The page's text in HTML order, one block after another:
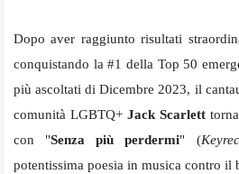
Dopo aver raggiunto risultati
conquistando la #1 della Top 50
più ascoltati di Dicembre 2023, il
comunità LGBTQ+ Jack Scarlett
con "Senza più perdermi" (
potentissima poesia in musica contro il